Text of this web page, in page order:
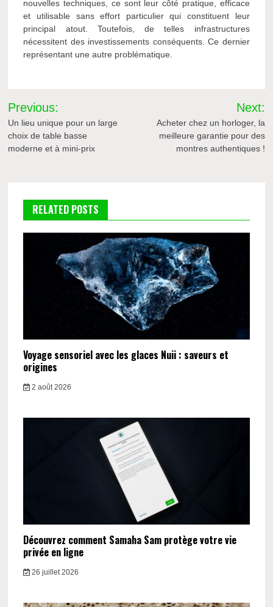
nouvelles techniques, ce sont leur côté pratique, efficace
et utilisable sans effort particulier qui constituent leur
principal atout. Toutefois, de telles infrastructures
nécessitent des investissements conséquents. Ce dernier
représentant une autre problématique.
Navigation
de
l’article
Previous:
Un lieu unique pour un large
choix de table basse
moderne et à mini-prix
Next:
Acheter chez un horloger, la
meilleure garantie pour des
montres authentiques !
RELATED POSTS
Voyage sensoriel avec les glaces Nuii : saveurs et
origines
2 août 2026
Découvrez comment Samaha Sam protège votre vie
privée en ligne
26 juillet 2026